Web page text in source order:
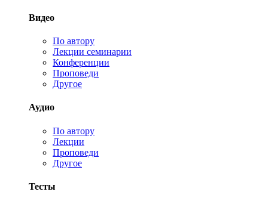
Видео
По автору
Лекции семинарии
Конференции
Проповеди
Другое
Аудио
По автору
Лекции
Проповеди
Другое
Тесты